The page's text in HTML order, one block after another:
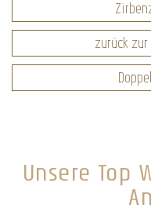
zurück
Unsere Top